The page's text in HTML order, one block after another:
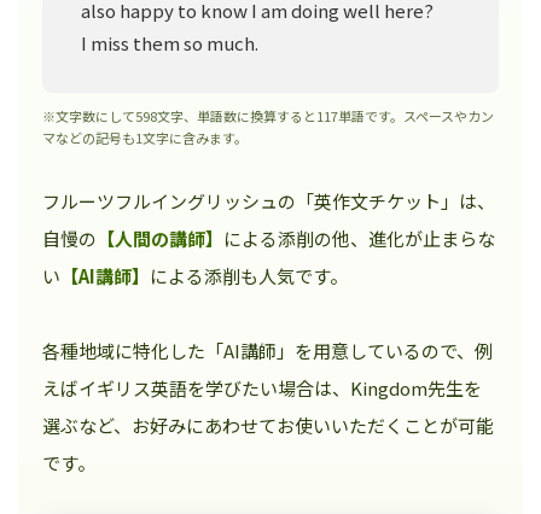
also happy to know I am doing well here?
I miss them so much.
※文字数にして598文字、単語数に換算すると117単語です。スペースやカン
マなどの記号も1文字に含みます。
フルーツフルイングリッシュの「英作文チケット」は、
自慢の 【人間の講師】 による添削の他、進化が止まらな
い 【AI講師】 による添削も人気です。
各種地域に特化した「AI講師」を用意しているので、例
えばイギリス英語を学びたい場合は、Kingdom先生を
選ぶなど、お好みにあわせてお使いいただくことが可能
です。